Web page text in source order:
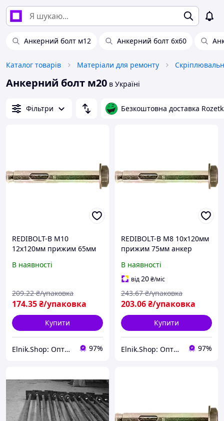
Анкерний болт м12 Анкерний болт 6х60
Каталог товарів Матеріали для ремонту
Анкерний болт м20 в Україні
Фільтри Безкоштовна доставка
REDIBOLT-B М10
12х120мм прижим 65мм
цинк жовтий (5 шт.)
Metalvis
В наявності
174.35₴/упаковка
209.22 ₴/упаковка
Купити
Elnik.Shop: Оптово-роздрібна компанія 97%
REDIBOLT-B М8 10х120мм
прижим 75мм анкер
жовтий (10 шт.)
[92F10000092F110A20]
Metalvis
В наявності
від20₴/міс
203.06₴/упаковка
243.67 ₴/упаковка
Купити
Elnik.Shop: Оптово-роздрібна компанія 97%